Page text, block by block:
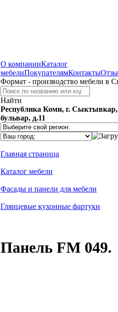
О компанииКаталог
мебелиПокупателямКонтакты
Формат - производство мебели в
Найти
Республика Коми, г.
бульвар, д.11
Главная страница
Каталог мебели
Фасады и панели для мебели
Глянцевые кухонные фартуки
Панель FM 049.